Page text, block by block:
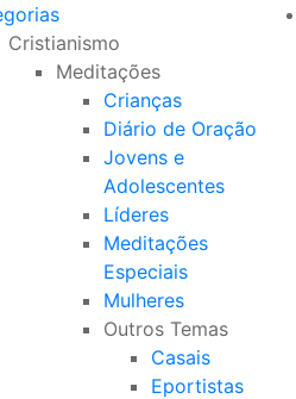
Cristianismo
Meditações
Crianças
Diário de Oração
Jovens e
Adolescentes
Líderes
Meditações
Especiais
Mulheres
Outros Temas
Casais
Eportistas